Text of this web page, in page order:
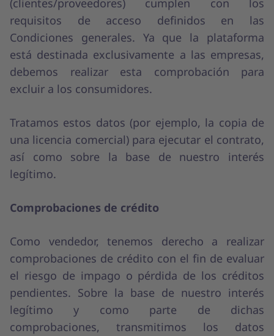
(clientes/proveedores) cumplen con los
requisitos de acceso definidos en las
Condiciones generales. Ya que la plataforma
está destinada exclusivamente a las empresas,
debemos realizar esta comprobación para
excluir a los consumidores.
Tratamos estos datos (por ejemplo, la copia de
una licencia comercial) para ejecutar el contrato,
así como sobre la base de nuestro interés
legítimo.
Comprobaciones de crédito
Como vendedor, tenemos derecho a realizar
comprobaciones de crédito con el fin de evaluar
el riesgo de impago o pérdida de los créditos
pendientes. Sobre la base de nuestro interés
legítimo y como parte de dichas
comprobaciones, transmitimos los datos